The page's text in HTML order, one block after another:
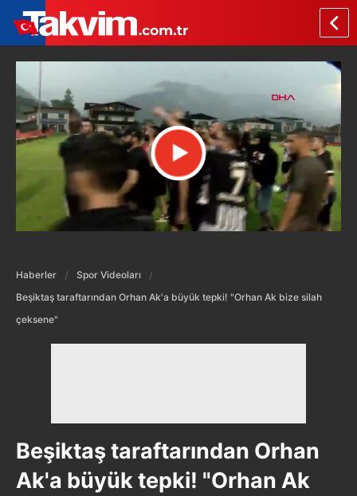
Haberler
Spor Videoları
Beşiktaş taraftarından Orhan Ak'a büyük tepki! "Orhan Ak bize silah
çeksene"
Beşiktaş taraftarından Orhan
Ak'a büyük tepki! "Orhan Ak